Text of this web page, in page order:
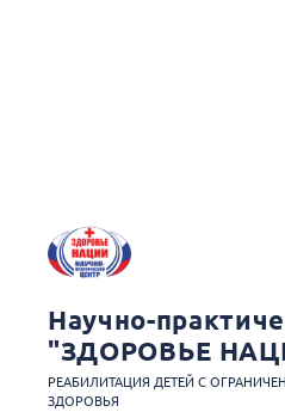
Научно-
"ЗДОРОВЬЕ
РЕАБИЛИТАЦИЯ ДЕТЕЙ С
ЗДОРОВЬЯ